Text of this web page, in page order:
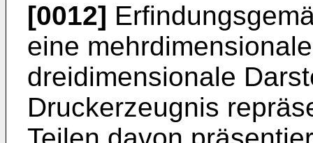
[0012]
eine
dreidimensionale
Druckerzeugnis